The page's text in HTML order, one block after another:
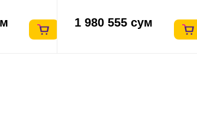
1 980 555 сум